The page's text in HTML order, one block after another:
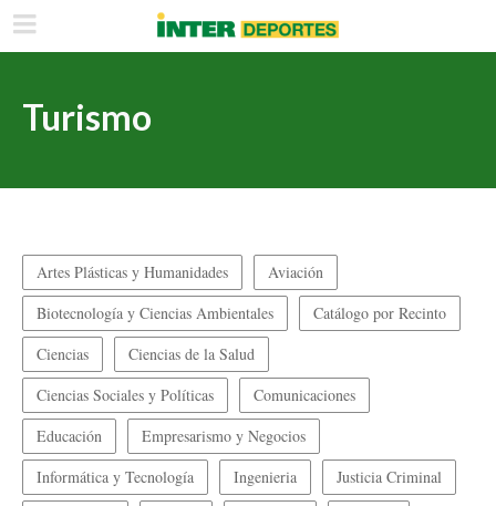
Turismo
Artes Plásticas y Humanidades
Aviación
Biotecnología y Ciencias Ambientales
Catálogo por Recinto
Ciencias
Ciencias de la Salud
Ciencias Sociales y Políticas
Comunicaciones
Educación
Empresarismo y Negocios
Informática y Tecnología
Ingenieria
Justicia Criminal